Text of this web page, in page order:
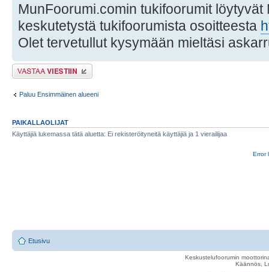
MunFoorumi.comin tukifoorumit löytyvät
keskutetystä tukifoorumista osoitteesta
Olet tervetullut kysymään mieltäsi
Lähetä vastaus
Paluu Ensimmäinen alueeni
PAIKALLAOLIJAT
Käyttäjiä lukemassa tätä aluetta: Ei rekisteröityneitä käyttäjiä ja 1 vierailijaa
Error
Etusivu
Keskustelufoorumin
Käännös,